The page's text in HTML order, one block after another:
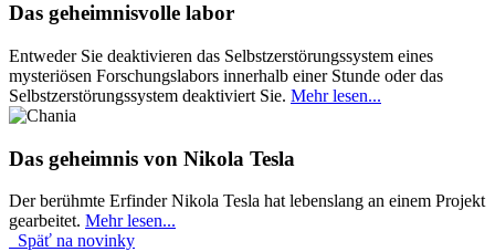
Das geheimnisvolle labor
Entweder Sie deaktivieren das Selbstzerstörungssystem eines
mysteriösen Forschungslabors innerhalb einer Stunde oder das
Selbstzerstörungssystem deaktiviert Sie. Mehr lesen...
Das geheimnis von Nikola Tesla
Der berühmte Erfinder Nikola Tesla hat lebenslang an einem Projekt
gearbeitet. Mehr lesen...
Späť na novinky